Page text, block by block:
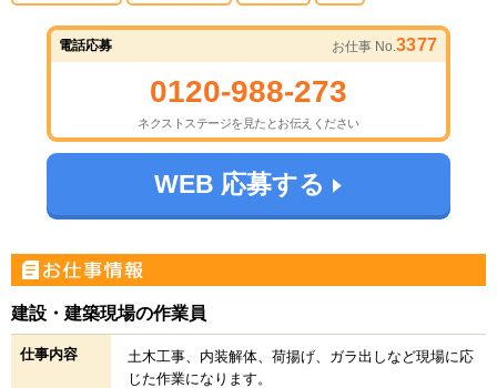
電話応募 お仕事 No.3377
0120-988-273
ネクストステージを見たとお伝えください
WEB 応募する
建設・建築現場の作業員
仕事内容
土木工事、内装解体、荷揚げ、ガラ出しなど現場に応
じた作業になります。